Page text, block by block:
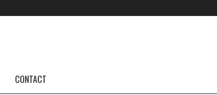
CONTACT
FOLLOW US #TBA
INSTAGRAM FEED